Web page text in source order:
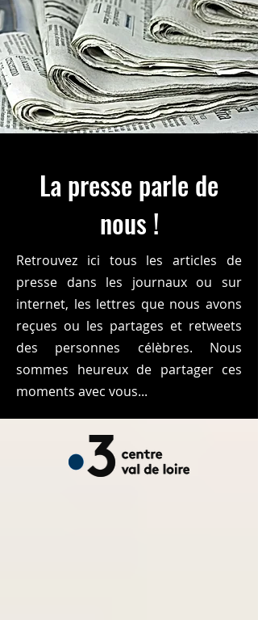
La presse parle de
nous !
Retrouvez ici tous les articles de
presse dans les journaux ou sur
internet, les lettres que nous avons
reçues ou les partages et retweets
des personnes célèbres. Nous
sommes heureux de partager ces
moments avec vous...